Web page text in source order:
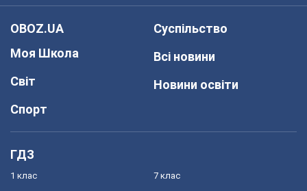
OBOZ.UA
Моя Школа
Світ
Спорт
Суспільство
Всі новини
Новини освіти
ГДЗ
1 клас 7 клас